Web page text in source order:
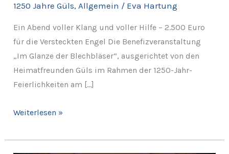
1250 Jahre Güls,Allgemein / Eva Hartung
Ein Abend voller Klang und voller Hilfe – 2.500 Euro
für die Versteckten Engel Die Benefizveranstaltung
„Im Glanze der Blechbläser“, ausgerichtet von den
Heimatfreunden Güls im Rahmen der 1250-Jahr-
Feierlichkeiten am […]
Weiterlesen »